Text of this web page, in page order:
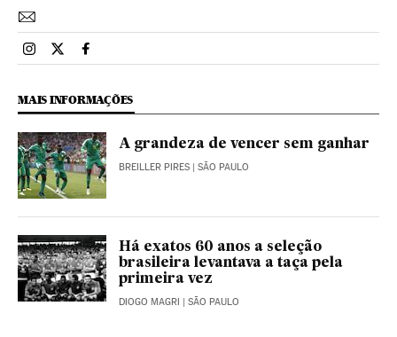
Esportes El País Brasil en Instagram
Esportes El País Brasil en Twitter
Esportes El País Brasil en Facebook
MAIS INFORMAÇÕES
A grandeza de vencer sem ganhar
BREILLER PIRES | SÃO PAULO
Há exatos 60 anos a seleção
brasileira levantava a taça pela
primeira vez
DIOGO MAGRI | SÃO PAULO